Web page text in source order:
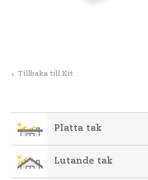
Tillbaka till Kit
Platta tak
Lutande tak